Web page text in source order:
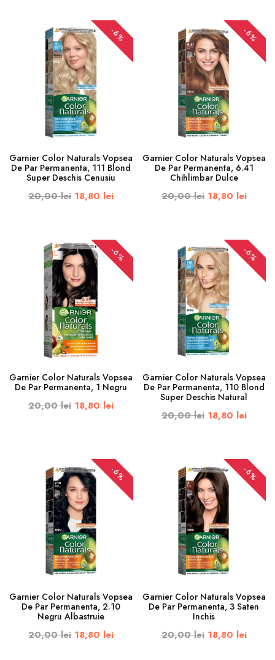
-6%
Garnier Color Naturals Vopsea
De Par Permanenta, 111 Blond
Super Deschis Cenusiu
20,00 lei 18,80 lei
-6%
Garnier Color Naturals Vopsea
De Par Permanenta, 6.41
Chihlimbar Dulce
20,00 lei 18,80 lei
-6%
Garnier Color Naturals Vopsea
De Par Permanenta, 1 Negru
20,00 lei 18,80 lei
-6%
Garnier Color Naturals Vopsea
De Par Permanenta, 110 Blond
Super Deschis Natural
20,00 lei 18,80 lei
-6%
Garnier Color Naturals Vopsea
De Par Permanenta, 2.10
Negru Albastruie
20,00 lei 18,80 lei
-6%
Garnier Color Naturals Vopsea
De Par Permanenta, 3 Saten
Inchis
20,00 lei 18,80 lei